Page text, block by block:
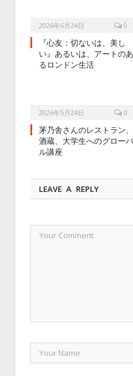
2026年6月24日 0
『心友：切ないは、美し
い』あるいは、アートのあ
るロンドン生活
2026年5月24日 0
茅乃舎さんのレストラン、
酒蔵、大学生へのグローバ
ル講座
LEAVE A REPLY